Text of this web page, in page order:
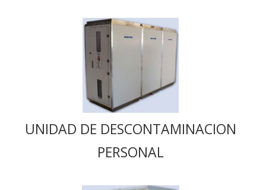
UNIDAD DE DESCONTAMINACION
PERSONAL